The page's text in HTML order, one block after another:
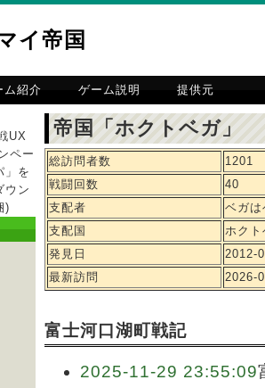
イ帝国
ム紹介 ゲーム説明 提供元
UX
ペー
」を
ウン
)
帝国「ホクトベガ」
総訪問者数
1201
戦闘回数
40
支配者
ベガ
支配国
ホクト
発見日
2012-
最新訪問
2026-
富士河口湖町戦記
2025-11-29 23:55:09